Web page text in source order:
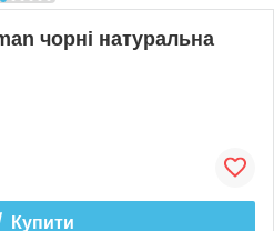
чорні натуральна
Купити